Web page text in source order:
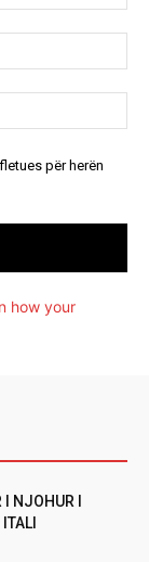
për herën
how your
NJOHUR I